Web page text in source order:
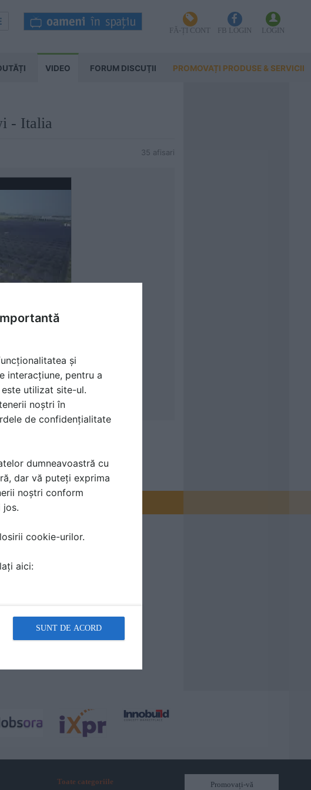
FĂ-ȚI CONT FB LOGIN LOGIN
VIDEO FORUM DISCUŢII PROMOVAȚI PRODUSE & SERVICII
- Italia
35 afisari
Toate categoriile
Promovați-vă
și
interacțiune, pentru a
utilizat site-ul.
noștri în
de confidențialitate
dumneavoastră cu
dar vă puteți exprima
noștri conform
jos.
cookie-urilor.
aici:
SUNT DE ACORD